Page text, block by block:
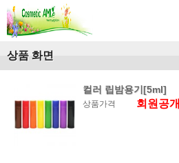
상품 화면
컬러 립밤용기[5ml]
상품가격 회원공개